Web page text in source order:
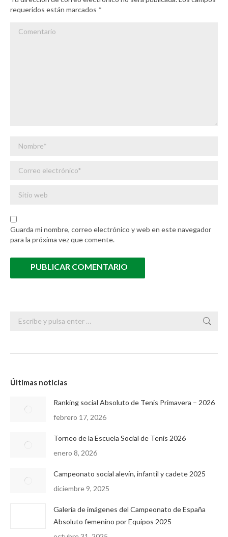
requeridos están marcados *
Comentario
Guarda mi nombre, correo electrónico y web en este navegador
para la próxima vez que comente.
PUBLICAR COMENTARIO
Buscar:
Últimas noticias
Ranking social Absoluto de Tenis Primavera – 2026
febrero 17, 2026
Torneo de la Escuela Social de Tenis 2026
enero 8, 2026
Campeonato social alevín, infantil y cadete 2025
diciembre 9, 2025
Galería de imágenes del Campeonato de España
Absoluto femenino por Equipos 2025